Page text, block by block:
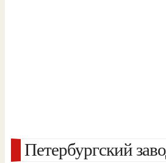
Петербургский